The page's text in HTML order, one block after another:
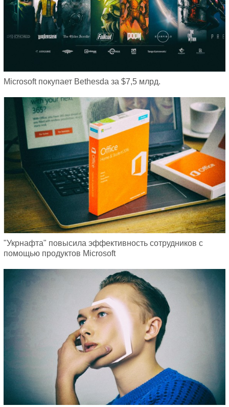
Microsoft покупает Bethesda за $7,5 млрд.
"Укрнафта" повысила эффективность сотрудников с
помощью продуктов Microsoft